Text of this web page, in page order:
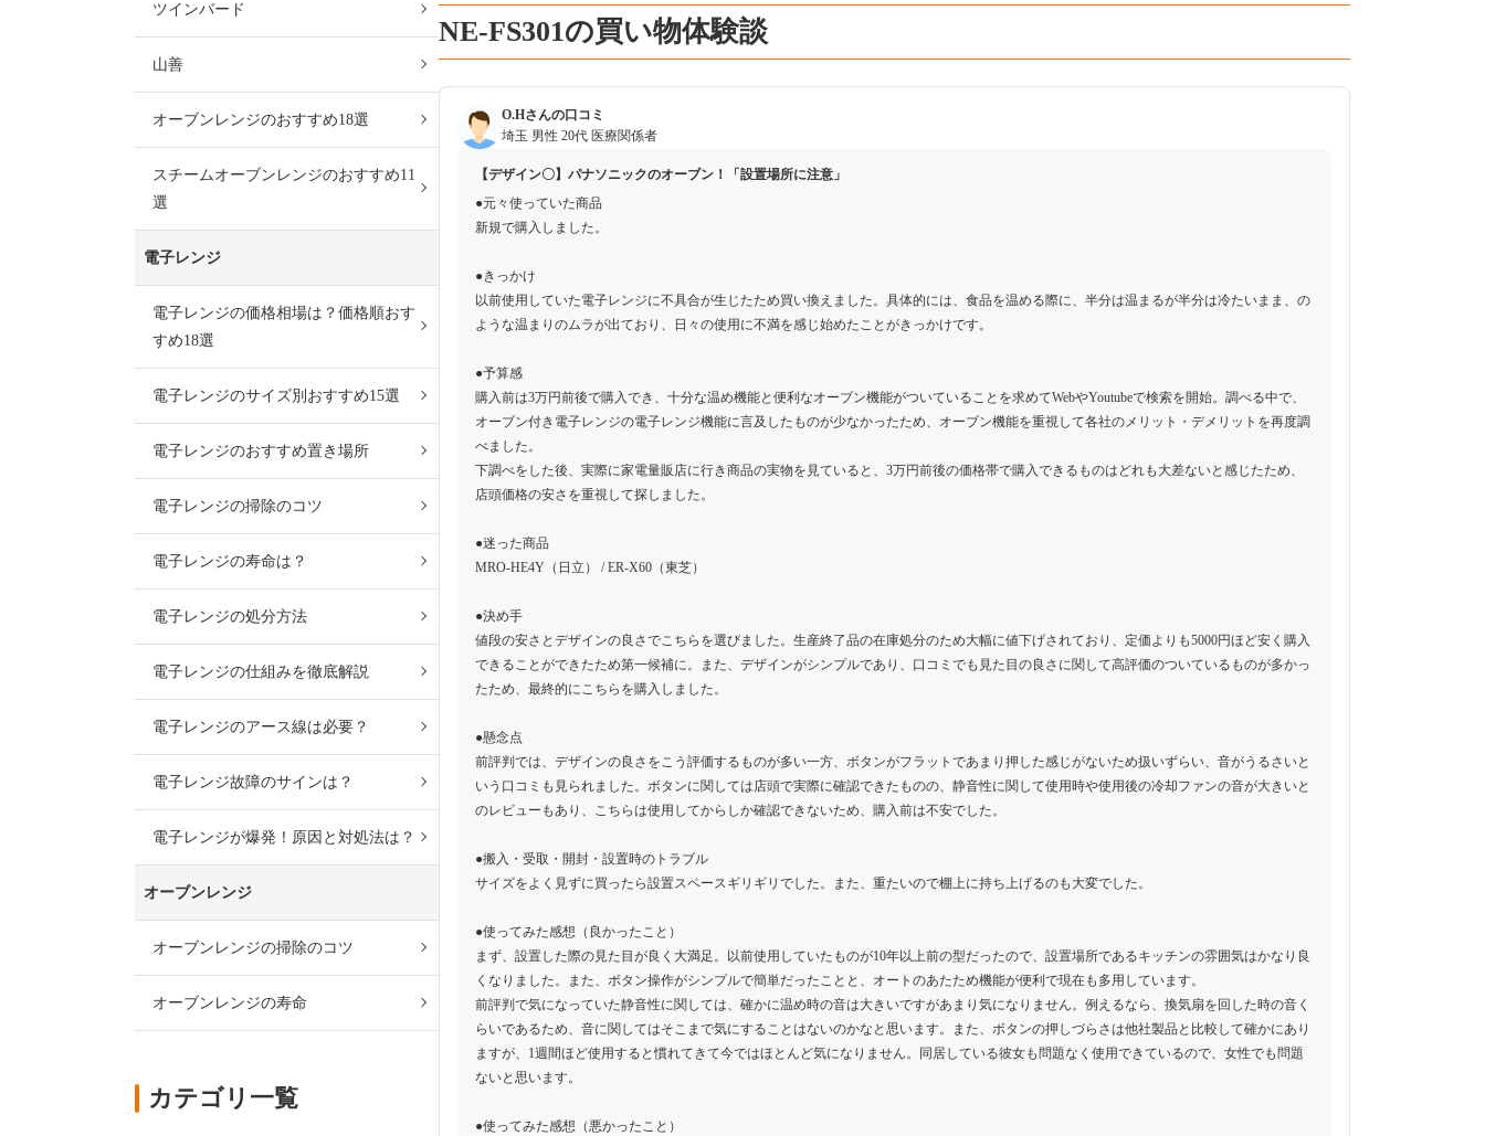
NE-FS301の買い物体験談
O.Hさんの口コミ
埼玉 男性 20代 医療関係者
【デザイン〇】パナソニックのオーブン！「設置場所に注意」
●元々使っていた商品
新規で購入しました。
●きっかけ
以前使用していた電子レンジに不具合が生じたため買い換えました。具体的には、食品を温める際に、半分は温まるが半分は冷たいまま、の
ような温まりのムラが出ており、日々の使用に不満を感じ始めたことがきっかけです。
●予算感
購入前は3万円前後で購入でき、十分な温め機能と便利なオーブン機能がついていることを求めてWebやYoutubeで検索を開始。調べる中で、
オーブン付き電子レンジの電子レンジ機能に言及したものが少なかったため、オーブン機能を重視して各社のメリット・デメリットを再度調
べました。
下調べをした後、実際に家電量販店に行き商品の実物を見ていると、3万円前後の価格帯で購入できるものはどれも大差ないと感じたため、
店頭価格の安さを重視して探しました。
●迷った商品
MRO-HE4Y（日立） / ER-X60（東芝）
●決め手
値段の安さとデザインの良さでこちらを選びました。生産終了品の在庫処分のため大幅に値下げされており、定価よりも5000円ほど安く購入
できることができたため第一候補に。また、デザインがシンプルであり、口コミでも見た目の良さに関して高評価のついているものが多かっ
たため、最終的にこちらを購入しました。
●懸念点
前評判では、デザインの良さをこう評価するものが多い一方、ボタンがフラットであまり押した感じがないため扱いずらい、音がうるさいと
いう口コミも見られました。ボタンに関しては店頭で実際に確認できたものの、静音性に関して使用時や使用後の冷却ファンの音が大きいと
のレビューもあり、こちらは使用してからしか確認できないため、購入前は不安でした。
●搬入・受取・開封・設置時のトラブル
サイズをよく見ずに買ったら設置スペースギリギリでした。また、重たいので棚上に持ち上げるのも大変でした。
●使ってみた感想（良かったこと）
まず、設置した際の見た目が良く大満足。以前使用していたものが10年以上前の型だったので、設置場所であるキッチンの雰囲気はかなり良
くなりました。また、ボタン操作がシンプルで簡単だったことと、オートのあたため機能が便利で現在も多用しています。
前評判で気になっていた静音性に関しては、確かに温め時の音は大きいですがあまり気になりません。例えるなら、換気扇を回した時の音く
らいであるため、音に関してはそこまで気にすることはないのかなと思います。また、ボタンの押しづらさは他社製品と比較して確かにあり
ますが、1週間ほど使用すると慣れてきて今ではほとんど気になりません。同居している彼女も問題なく使用できているので、女性でも問題
ないと思います。
●使ってみた感想（悪かったこと）
ツインバード
山善
オーブンレンジのおすすめ18選
スチームオーブンレンジのおすすめ11
選
電子レンジ
電子レンジの価格相場は？価格順おす
すめ18選
電子レンジのサイズ別おすすめ15選
電子レンジのおすすめ置き場所
電子レンジの掃除のコツ
電子レンジの寿命は？
電子レンジの処分方法
電子レンジの仕組みを徹底解説
電子レンジのアース線は必要？
電子レンジ故障のサインは？
電子レンジが爆発！原因と対処法は？
オーブンレンジ
オーブンレンジの掃除のコツ
オーブンレンジの寿命
カテゴリ一覧